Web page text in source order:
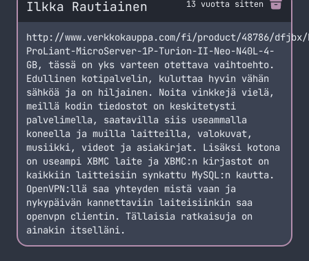
Ilkka Rautiainen 13 vuotta sitten
http://www.verkkokauppa.com/fi/product/48786/dfjbx/
ProLiant-MicroServer-1P-Turion-II-Neo-N40L-4-
GB, tässä on yks varteen otettava vaihtoehto.
Edullinen kotipalvelin, kuluttaa hyvin vähän
sähköä ja on hiljainen. Noita vinkkejä vielä,
meillä kodin tiedostot on keskitetysti
palvelimella, saatavilla siis useammalla
koneella ja muilla laitteilla, valokuvat,
musiikki, videot ja asiakirjat. Lisäksi kotona
on useampi XBMC laite ja XBMC:n kirjastot on
kaikkiin laitteisiin synkattu MySQL:n kautta.
OpenVPN:llä saa yhteyden mistä vaan ja
nykypäivän kannettaviin laiteisiinkin saa
openvpn clientin. Tällaisia ratkaisuja on
ainakin itselläni.